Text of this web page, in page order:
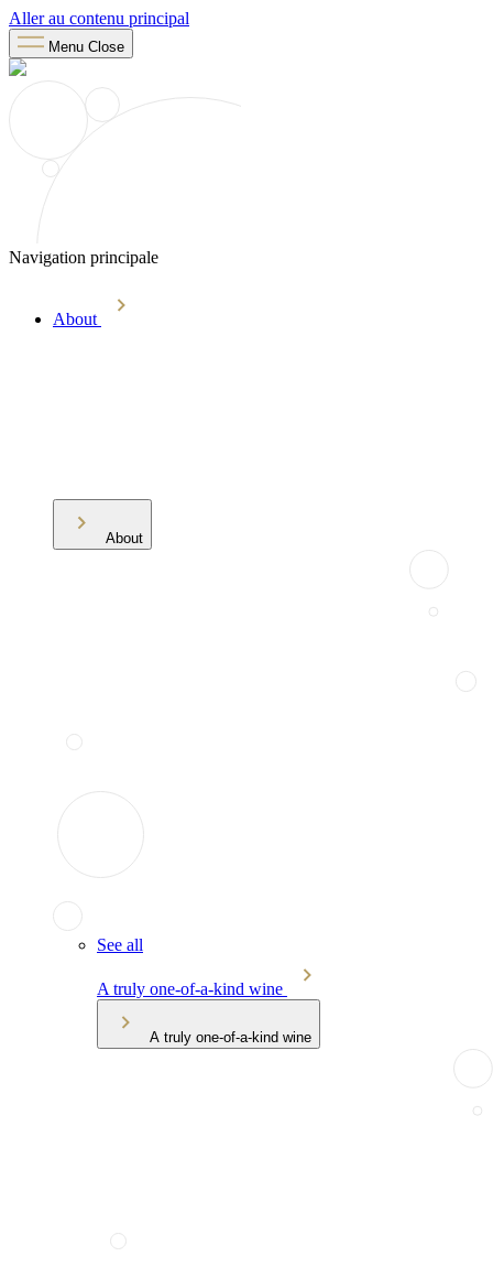
Aller au contenu principal
Menu Close
Navigation principale
About
About
See all
A truly one-of-a-kind wine
A truly one-of-a-kind wine